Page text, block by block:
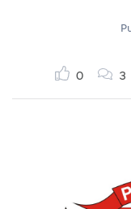
0 3